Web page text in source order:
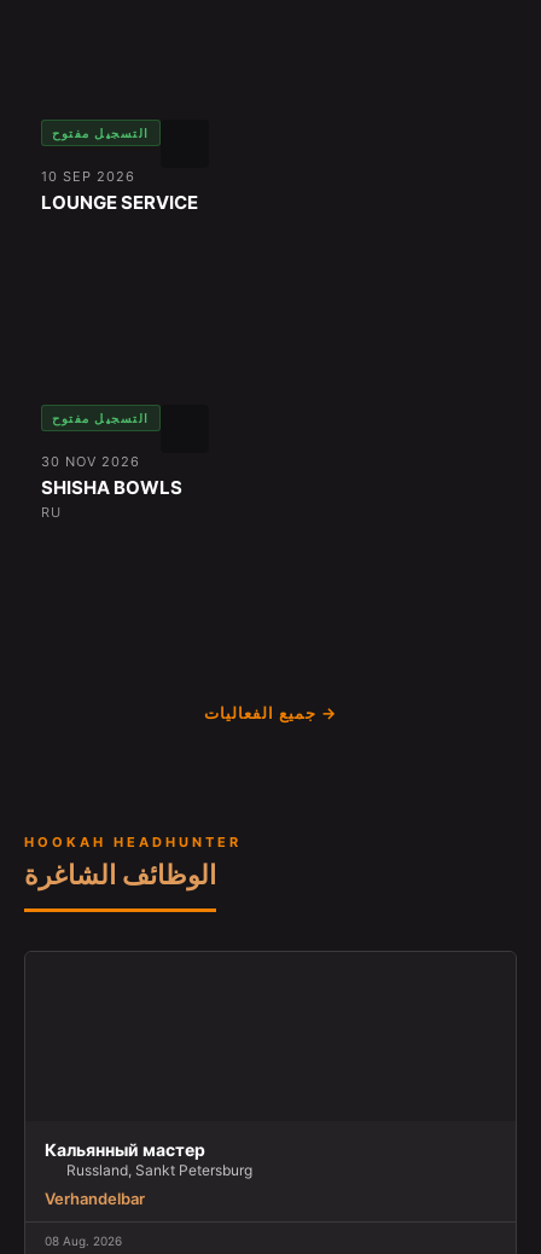
التسجيل مفتوح
10 SEP 2026
LOUNGE SERVICE
التسجيل مفتوح
30 NOV 2026
SHISHA BOWLS
RU
جميع الفعاليات →
HOOKAH HEADHUNTER
الوظائف الشاغرة
Кальянный мастер
Russland, Sankt Petersburg
Verhandelbar
08 Aug. 2026